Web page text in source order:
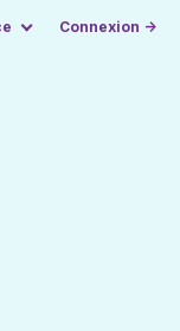
Connexion →